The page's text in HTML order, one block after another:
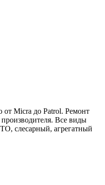
Micra до Patrol. Ремонт
производителя. Все виды
слесарный, агрегатный